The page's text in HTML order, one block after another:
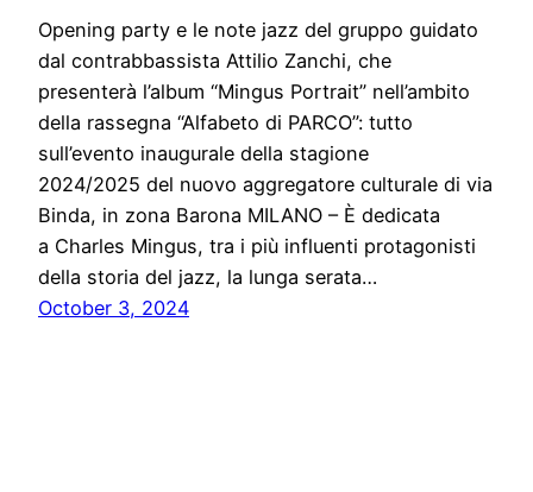
Opening party e le note jazz del gruppo guidato
dal contrabbassista Attilio Zanchi, che
presenterà l’album “Mingus Portrait” nell’ambito
della rassegna “Alfabeto di PARCO”: tutto
sull’evento inaugurale della stagione
2024/2025 del nuovo aggregatore culturale di via
Binda, in zona Barona MILANO – È dedicata
a Charles Mingus, tra i più influenti protagonisti
della storia del jazz, la lunga serata…
October 3, 2024